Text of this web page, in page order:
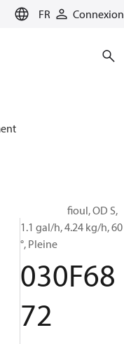
FR
Connexion
Modèle
Gicleurs à fioul, OD S,
1.1 gal/h, 4.24 kg/h, 60
°, Pleine
030F68
72